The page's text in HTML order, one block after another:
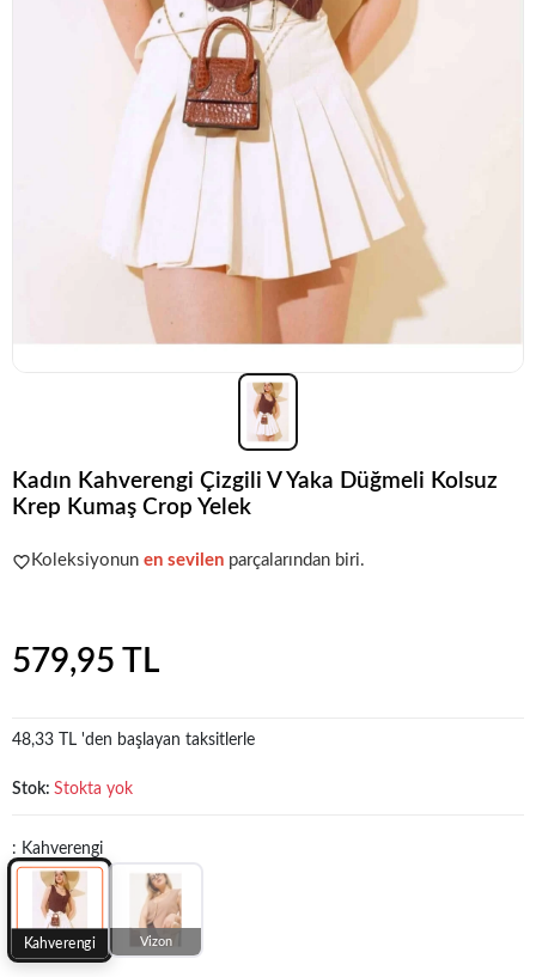
Kadın Kahverengi Çizgili V Yaka Düğmeli Kolsuz
Krep Kumaş Crop Yelek
Popüler seçim!Gardırobunuz için harika bir tercih.
Koleksiyonun en sevilen parçalarından biri.
579,95 TL
48,33 TL 'den başlayan taksitlerle
Stok: Stokta yok
: Kahverengi
Kahverengi Vizon